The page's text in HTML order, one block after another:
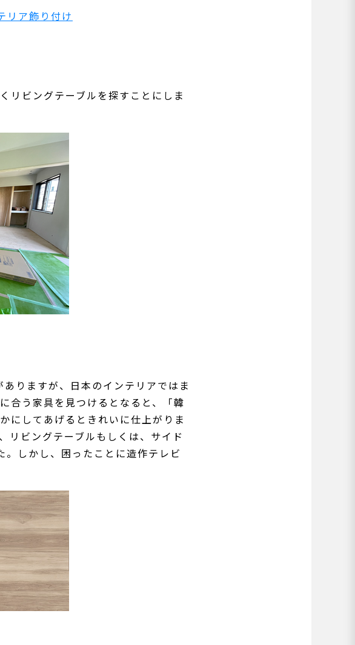
リア飾り付け
リビングテーブルを探すことにしま
りますが、日本のインテリアではま
合う家具を見つけるとなると、「韓
にしてあげるときれいに仕上がりま
リビングテーブルもしくは、サイド
しかし、困ったことに造作テレビ